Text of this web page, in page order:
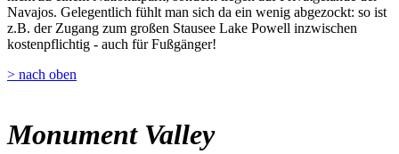
Navajos. Gelegentlich fühlt man sich da ein wenig abgezockt: so ist
z.B. der Zugang zum großen Stausee Lake Powell inzwischen
kostenpflichtig - auch für Fußgänger!
> nach oben
Monument Valley